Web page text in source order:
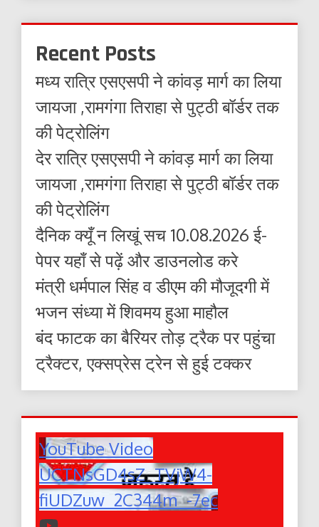
Recent Posts
मध्य रात्रि एसएसपी ने कांवड़ मार्ग का लिया
जायजा ,रामगंगा तिराहा से पुट्ठी बॉर्डर तक
की पेट्रोलिंग
देर रात्रि एसएसपी ने कांवड़ मार्ग का लिया
जायजा ,रामगंगा तिराहा से पुट्ठी बॉर्डर तक
की पेट्रोलिंग
दैनिक क्यूँ न लिखूं सच 10.08.2026 ई-
पेपर यहाँ से पढ़ें और डाउनलोड करे
मंत्री धर्मपाल सिंह व डीएम की मौजूदगी में
भजन संध्या में शिवमय हुआ माहौल
बंद फाटक का बैरियर तोड़ ट्रैक पर पहुंचा
ट्रैक्टर, एक्सप्रेस ट्रेन से हुई टक्कर
YouTube Video
UCTNsGD4sZ_TVjW4-
fiUDZuw_2C344m_-7ec